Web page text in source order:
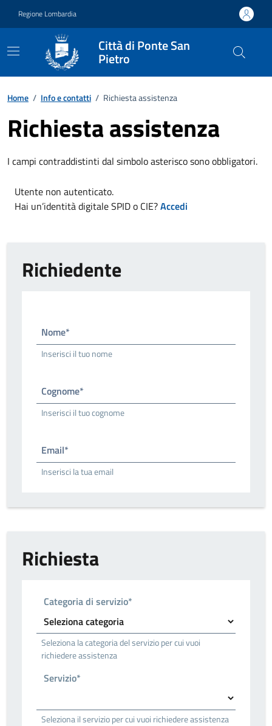
Regione Lombardia
Città di Ponte San
Pietro
Home / Info e contatti / Richiesta assistenza
Richiesta assistenza
I campi contraddistinti dal simbolo asterisco sono obbligatori.
Utente non autenticato.
Hai un’identità digitale SPID o CIE?Accedi
Richiedente
Nome*
Inserisci il tuo nome
Cognome*
Inserisci il tuo cognome
Email*
Inserisci la tua email
Richiesta
Categoria di servizio*
Seleziona la categoria del servizio per cui vuoi
richiedere assistenza
Servizio*
Seleziona il servizio per cui vuoi richiedere assistenza